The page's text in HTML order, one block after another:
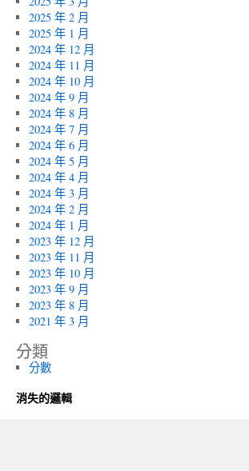
2025 年 2 月
2025 年 1 月
2024 年 12 月
2024 年 11 月
2024 年 10 月
2024 年 9 月
2024 年 8 月
2024 年 7 月
2024 年 6 月
2024 年 5 月
2024 年 4 月
2024 年 3 月
2024 年 2 月
2024 年 1 月
2023 年 12 月
2023 年 11 月
2023 年 10 月
2023 年 9 月
2023 年 8 月
2021 年 3 月
分類
分數
消失的邏輯